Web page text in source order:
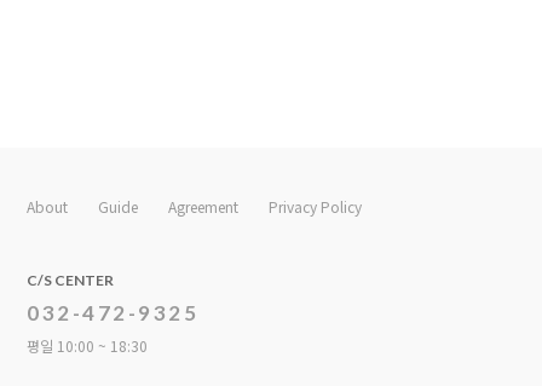
About Guide Agreement Privacy Policy
C/S CENTER
032-472-9325
평일 10:00 ~ 18:30